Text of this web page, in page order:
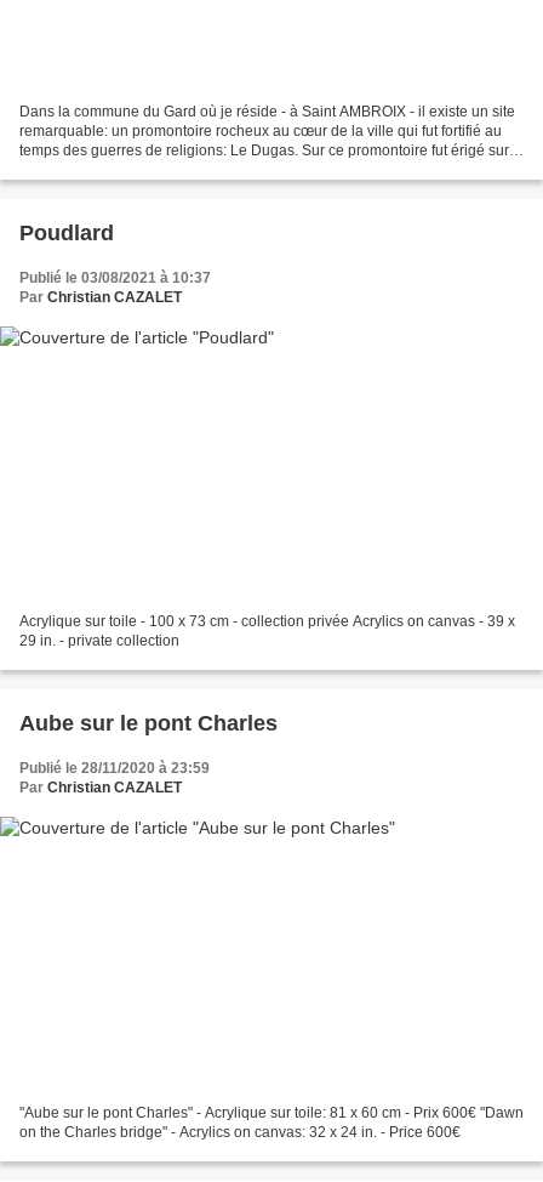
Dans la commune du Gard où je réside - à Saint AMBROIX - il existe un site
remarquable: un promontoire rocheux au cœur de la ville qui fut fortifié au
temps des guerres de religions: Le Dugas. Sur ce promontoire fut érigé sur
Poudlard
Publié le 03/08/2021 à 10:37
Par Christian CAZALET
Acrylique sur toile - 100 x 73 cm - collection privée Acrylics on canvas - 39 x
29 in. - private collection
Aube sur le pont Charles
Publié le 28/11/2020 à 23:59
Par Christian CAZALET
"Aube sur le pont Charles" - Acrylique sur toile: 81 x 60 cm - Prix 600€ "Dawn
on the Charles bridge" - Acrylics on canvas: 32 x 24 in. - Price 600€